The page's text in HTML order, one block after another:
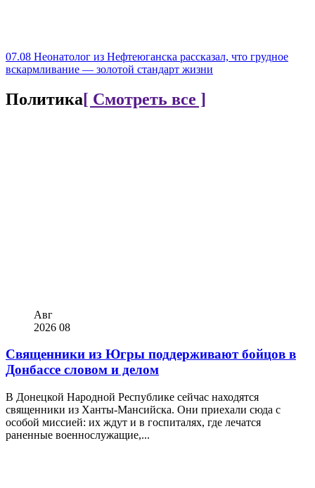
07.08 Неонатолог из Нефтеюганска рассказал, что грудное
вскармливание — золотой стандарт жизни
Политика[ Смотреть все ]
Авг
2026 08
Священники из Югры поддерживают бойцов в
Донбассе словом и делом
В Донецкой Народной Республике сейчас находятся
священники из Ханты-Мансийска. Они приехали сюда с
особой миссией: их ждут и в госпиталях, где лечатся
раненные военнослужащие,...